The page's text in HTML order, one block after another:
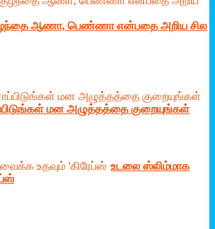
ஆணா, பெண்ணா என்பதை அறிய சில
மன அழுத்தத்தை குறையுங்கள்
உடலை ஸ்லிம்மாக